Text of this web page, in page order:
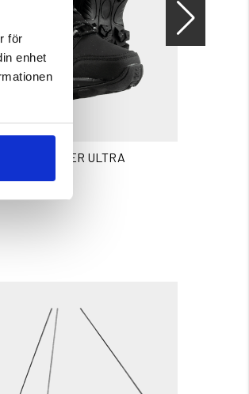
för
enhet
HIKER ULTRA